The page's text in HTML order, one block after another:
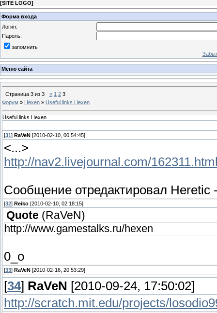
[SITE LOGO]
Форма входа
Логин:
Пароль:
запомнить
Меню сайта
Страница 3 из 3 « 1 2 3
Форум » Hexen » Useful links Hexen
Useful links Hexen
[31 ] RaVeN [2010-02-10, 00:54:45]
<...>
http://nav2.livejournal.com/
Сообщение отредактировал Heretic
[32] Reiko [2010-02-10, 02:18:15]
Quote ( RaVeN )
http://www.gamestalks.ru/hexen
0_o
[33] RaVeN [2010-02-16, 20:53:29]
[34] RaVeN [2010-09-24, 17:50:02]
http://scratch.mit.edu/projects/